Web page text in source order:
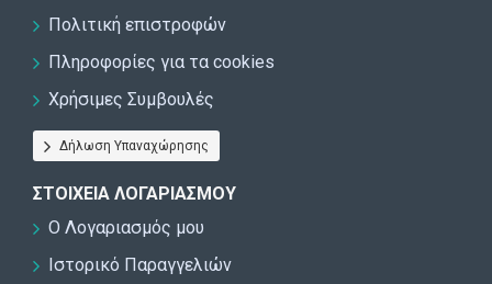
Πολιτική επιστροφών
Πληροφορίες για τα cookies
Χρήσιμες Συμβουλές
Δήλωση Υπαναχώρησης
ΣΤΟΙΧΕΊΑ ΛΟΓΑΡΙΑΣΜΟΎ
Ο Λογαριασμός μου
Ιστορικό Παραγγελιών